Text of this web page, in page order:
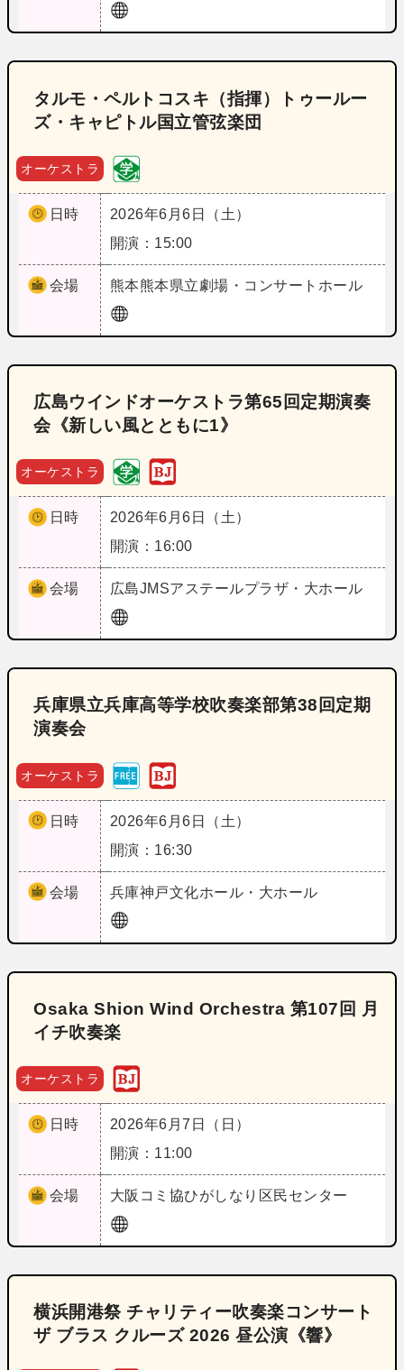
タルモ・ペルトコスキ（指揮）トゥールー
ズ・キャピトル国立管弦楽団
オーケストラ
日時
2026年6月6日（土）
開演：15:00
会場 熊本熊本県立劇場・コンサートホール
広島ウインドオーケストラ第65回定期演奏
会《新しい風とともに1》
オーケストラ
日時
2026年6月6日（土）
開演：16:00
会場 広島JMSアステールプラザ・大ホール
兵庫県立兵庫高等学校吹奏楽部第38回定期
演奏会
オーケストラ
日時
2026年6月6日（土）
開演：16:30
会場 兵庫神戸文化ホール・大ホール
Osaka Shion Wind Orchestra 第107回 月
イチ吹奏楽
オーケストラ
日時
2026年6月7日（日）
開演：11:00
会場 大阪 コミ協ひがしなり区民センター
横浜開港祭 チャリティー吹奏楽コンサート
ザ ブラス クルーズ 2026 昼公演《響》